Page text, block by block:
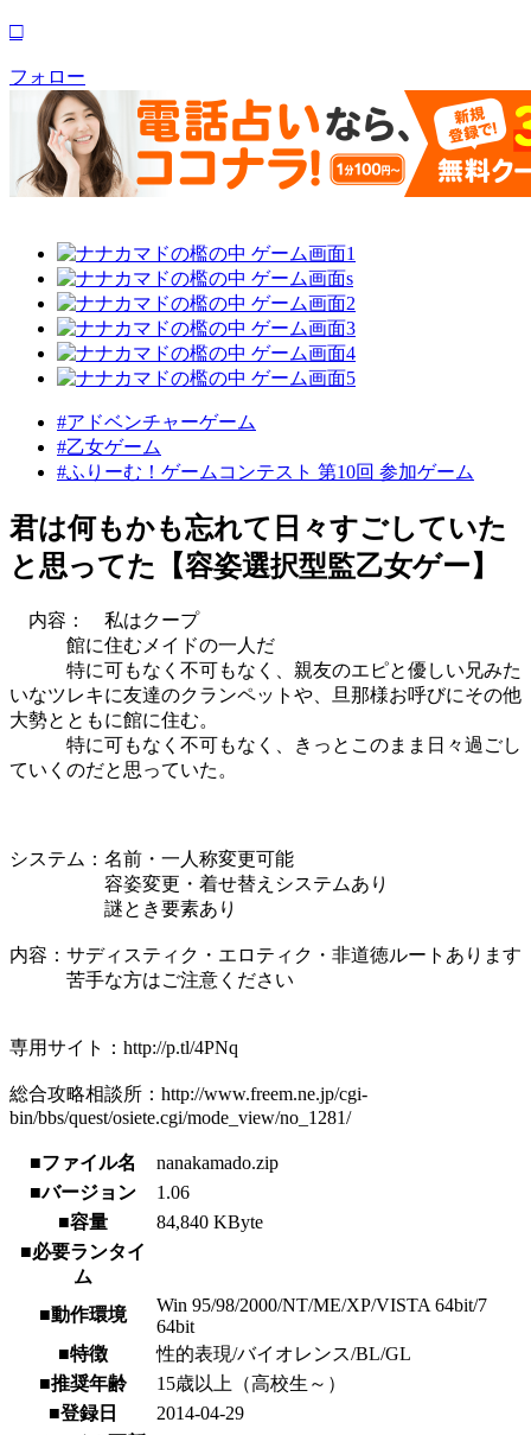
□
フォロー
#アドベンチャーゲーム
#乙女ゲーム
#ふりーむ！ゲームコンテスト 第10回 参加ゲーム
君は何もかも忘れて日々すごしていた
と思ってた【容姿選択型監乙女ゲー】
内容： 私はクープ
館に住むメイドの一人だ
特に可もなく不可もなく、親友のエピと優しい兄みた
いなツレキに友達のクランペットや、旦那様お呼びにその他
大勢とともに館に住む。
特に可もなく不可もなく、きっとこのまま日々過ごし
ていくのだと思っていた。
システム：名前・一人称変更可能
容姿変更・着せ替えシステムあり
謎とき要素あり
内容：サディスティク・エロティク・非道徳ルートあります
苦手な方はご注意ください
専用サイト：http://p.tl/4PNq
総合攻略相談所：http://www.freem.ne.jp/cgi-
bin/bbs/quest/osiete.cgi/mode_view/no_1281/
■ファイル名
nanakamado.zip
■バージョン
1.06
■容量
84,840 KByte
■必要ランタイ
ム
■動作環境
Win 95/98/2000/NT/ME/XP/VISTA 64bit/7
64bit
■特徴
性的表現/バイオレンス/BL/GL
■推奨年齢
15歳以上（高校生～）
■登録日
2014-04-29